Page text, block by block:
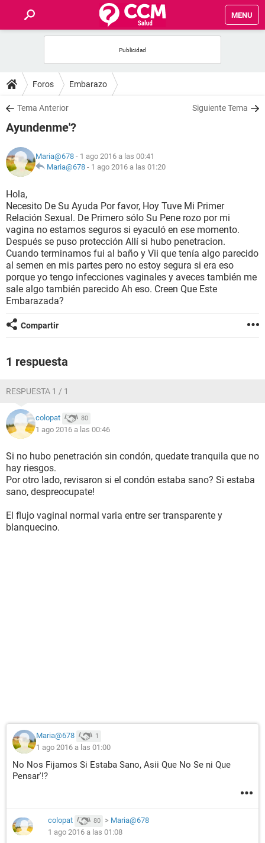
MENU
FOROS
SALUD
FAMILIA
NUTRICIÓN
BIENESTAR
SEXUALIDAD
GLOSARIO
Foros Embarazo
Tema Anterior Siguiente Tema
Ayundenme'?
Maria@678 - 1 ago 2016 a las 00:41
Maria@678 - 1 ago 2016 a las 01:20
Hola,
Necesito De Su Ayuda Por favor, Hoy Tuve Mi Primer
Relación Sexual. De Primero sólo Su Pene rozo por mi
vagina no estamos seguros si eyaculó en ese momento.
Después se puso protección Allí si hubo penetracion.
Cuando terminamos fui al baño y Vii que tenía algo parecido
al semen en mis partes pero no estoy segura si era eso
porque yo tengo infecciones vaginales y aveces también me
sale algo también parecido Ah eso. Creen Que Este
Embarazada?
Compartir
1 respuesta
RESPUESTA 1 / 1
colopat 80
1 ago 2016 a las 00:46
Si no hubo penetración sin condón, quedate tranquila que no
hay riesgos.
Por otro lado, revisaron si el condón estaba sano? Si estaba
sano, despreocupate!
El flujo vaginal normal varia entre ser transparente y
blanquecino.
Maria@678 1
1 ago 2016 a las 01:00
No Nos Fijamos Si Estaba Sano, Asii Que No Se ni Que
Pensar'!?
colopat 80 > Maria@678
1 ago 2016 a las 01:08